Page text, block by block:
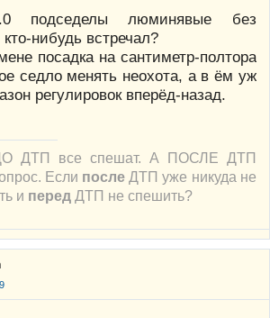
подседелы люминявые без
нибудь встречал?
посадка на сантиметр-полтора
седло менять неохота, а в ём уж
регулировок вперёд-назад.
ДО ДТП все спешат. А ПОСЛЕ ДТП
Если после ДТП уже никуда не
и перед ДТП не спешить?